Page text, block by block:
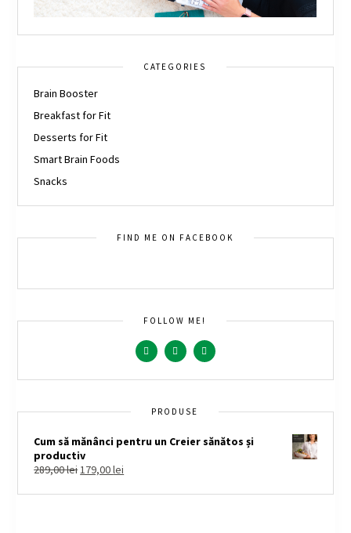
CATEGORIES
Brain Booster
Breakfast for Fit
Desserts for Fit
Smart Brain Foods
Snacks
FIND ME ON FACEBOOK
FOLLOW ME!
PRODUSE
Cum să mănânci pentru un Creier sănătos și
productiv
289,00lei179,00lei